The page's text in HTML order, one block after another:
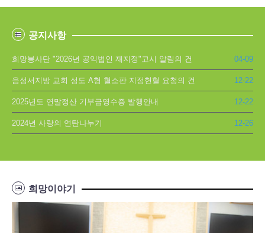
공지사항
희망봉사단 "2026년 공익법인 재지정"고시 알림의 건 04-09
음성서지방 교회 성도 A형 혈소판 지정헌혈 요청의 건 12-22
2025년도 연말정산 기부금영수증 발행안내 12-22
2024년 사랑의 연탄나누기 12-26
희망이야기